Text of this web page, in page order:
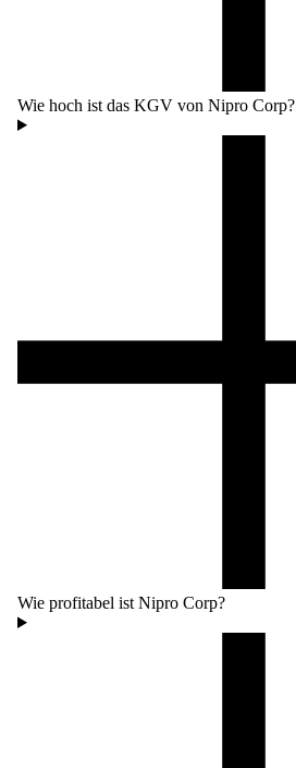
Wie hoch ist das KGV von Nipro Corp?
Wie profitabel ist Nipro Corp?